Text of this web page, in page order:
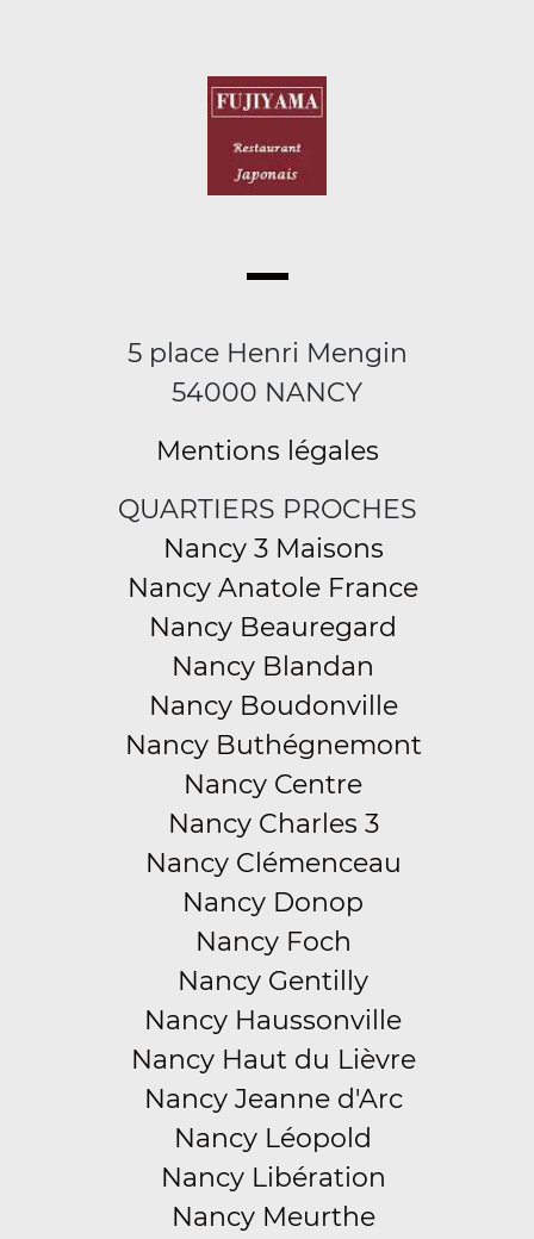
5 place Henri Mengin
54000 NANCY
Mentions légales
QUARTIERS PROCHES
Nancy 3 Maisons
Nancy Anatole France
Nancy Beauregard
Nancy Blandan
Nancy Boudonville
Nancy Buthégnemont
Nancy Centre
Nancy Charles 3
Nancy Clémenceau
Nancy Donop
Nancy Foch
Nancy Gentilly
Nancy Haussonville
Nancy Haut du Lièvre
Nancy Jeanne d'Arc
Nancy Léopold
Nancy Libération
Nancy Meurthe